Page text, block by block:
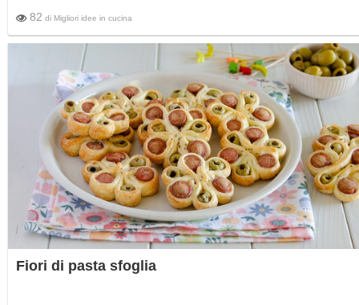
82 di Migliori idee in cucina
Fiori di pasta sfoglia